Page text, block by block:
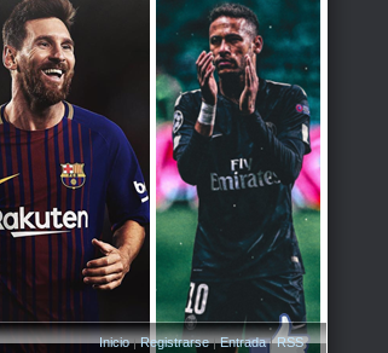
Inicio|Registrarse|Entrada|RSS